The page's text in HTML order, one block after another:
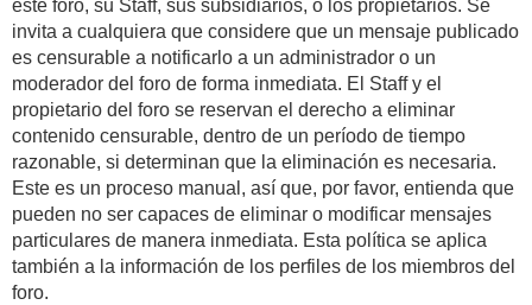
este foro, su Staff, sus subsidiarios, o los propietarios. Se
invita a cualquiera que considere que un mensaje publicado
es censurable a notificarlo a un administrador o un
moderador del foro de forma inmediata. El Staff y el
propietario del foro se reservan el derecho a eliminar
contenido censurable, dentro de un período de tiempo
razonable, si determinan que la eliminación es necesaria.
Este es un proceso manual, así que, por favor, entienda que
pueden no ser capaces de eliminar o modificar mensajes
particulares de manera inmediata. Esta política se aplica
también a la información de los perfiles de los miembros del
foro.